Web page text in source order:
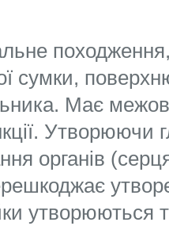
сумки,
Має
Утворюючи
органів
утворюються